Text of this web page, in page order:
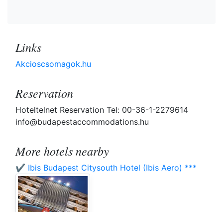
Links
Akcioscsomagok.hu
Reservation
Hoteltelnet Reservation Tel: 00-36-1-2279614
info@budapestaccommodations.hu
More hotels nearby
✔️ Ibis Budapest Citysouth Hotel (Ibis Aero) ***